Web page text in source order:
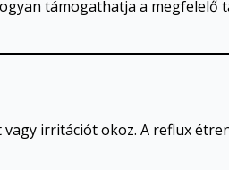
támogathatja a megfelelő
irritációt okoz. A reflux